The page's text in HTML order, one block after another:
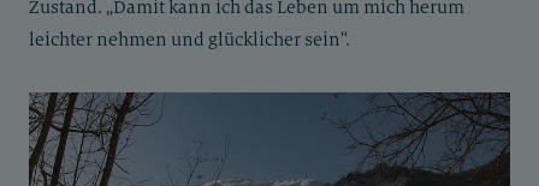
Zustand. „Damit kann ich das Leben um mich herum
leichter nehmen und glücklicher sein“.